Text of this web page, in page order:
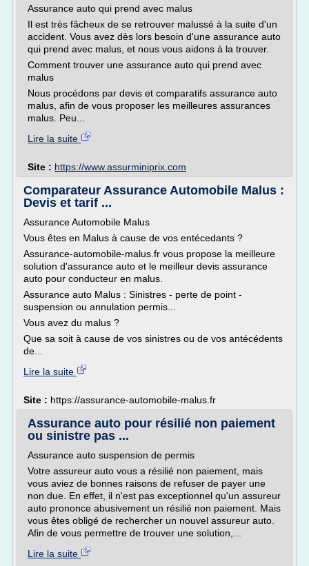
Assurance auto qui prend avec malus
Il est très fâcheux de se retrouver malussé à la suite d'un
accident. Vous avez dès lors besoin d'une assurance auto
qui prend avec malus, et nous vous aidons à la trouver.
Comment trouver une assurance auto qui prend avec
malus
Nous procédons par devis et comparatifs assurance auto
malus, afin de vous proposer les meilleures assurances
malus. Peu...
Lire la suite
Site : https://www.assurminiprix.com
Comparateur Assurance Automobile Malus :
Devis et tarif ...
Assurance Automobile Malus
Vous êtes en Malus à cause de vos entécedants ?
Assurance-automobile-malus.fr vous propose la meilleure
solution d'assurance auto et le meilleur devis assurance
auto pour conducteur en malus.
Assurance auto Malus : Sinistres - perte de point -
suspension ou annulation permis...
Vous avez du malus ?
Que sa soit à cause de vos sinistres ou de vos antécédents
de...
Lire la suite
Site : https://assurance-automobile-malus.fr
Assurance auto pour résilié non paiement
ou sinistre pas ...
Assurance auto suspension de permis
Votre assureur auto vous a résilié non paiement, mais
vous aviez de bonnes raisons de refuser de payer une
non due. En effet, il n'est pas exceptionnel qu'un assureur
auto prononce abusivement un résilié non paiement. Mais
vous êtes obligé de rechercher un nouvel assureur auto.
Afin de vous permettre de trouver une solution,...
Lire la suite